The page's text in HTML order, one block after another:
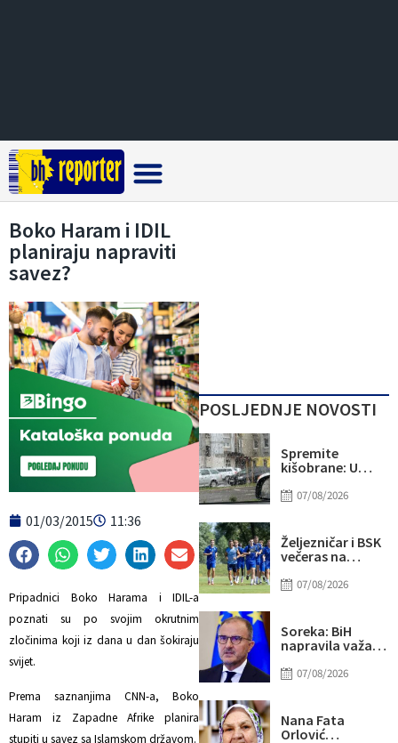
Boko Haram i IDIL
planiraju napraviti
savez?
01/03/2015 11:36
Pripadnici Boko Harama i IDIL-a
poznati su po svojim okrutnim
zločinima koji iz dana u dan šokiraju
svijet.
Prema saznanjima CNN-a, Boko
Haram iz Zapadne Afrike planira
stupiti u savez sa Islamskom državom.
POSLJEDNJE NOVOSTI
Spremite
kišobrane: U
dana mogući
07/08/2026
Željezničar i BSK
večeras na
otvaraju novu
prvenstva BiH
07/08/2026
Soreka: BiH
napravila važan
putu ka EU
07/08/2026
Nana Fata
Orlović